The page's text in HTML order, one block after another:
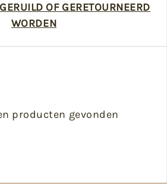
OF GERETOURNEERD
WORDEN
producten gevonden